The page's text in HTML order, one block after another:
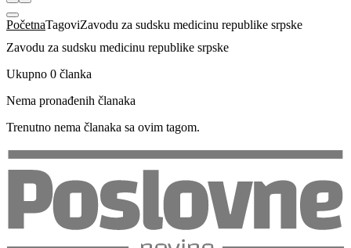
PočetnaTagoviZavodu za sudsku medicinu republike srpske
Zavodu za sudsku medicinu republike srpske
Ukupno 0 članka
Nema pronađenih članaka
Trenutno nema članaka sa ovim tagom.